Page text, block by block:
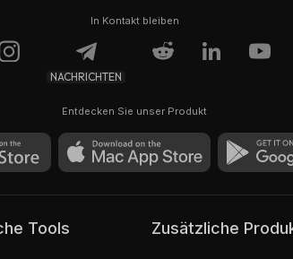
In Kontakt bleiben
NACHRICHTEN
Entdecken Sie unser Produkt
Tools Zusätzliche